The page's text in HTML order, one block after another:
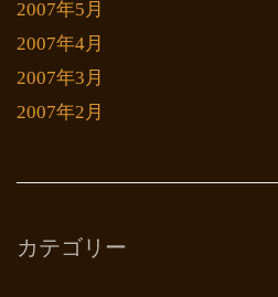
2007年5月
2007年4月
2007年3月
2007年2月
カテゴリー